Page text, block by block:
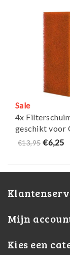
Sale
4x
geschikt voor
Biostyle
€13,95 €6,25
Mijn
Kies een